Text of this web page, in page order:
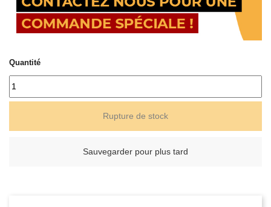
Quantité
Rupture de stock
Sauvegarder pour plus tard